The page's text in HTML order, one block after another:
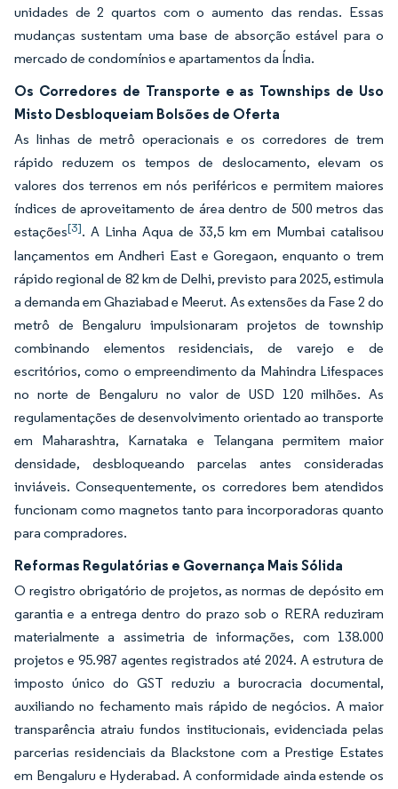
unidades de 2 quartos com o aumento das rendas. Essas
mudanças sustentam uma base de absorção estável para o
mercado de condomínios e apartamentos da Índia.
Os Corredores de Transporte e as Townships de Uso
Misto Desbloqueiam Bolsões de Oferta
As linhas de metrô operacionais e os corredores de trem
rápido reduzem os tempos de deslocamento, elevam os
valores dos terrenos em nós periféricos e permitem maiores
índices de aproveitamento de área dentro de 500 metros das
estações[3]. A Linha Aqua de 33,5 km em Mumbai catalisou
lançamentos em Andheri East e Goregaon, enquanto o trem
rápido regional de 82 km de Delhi, previsto para 2025, estimula
a demanda em Ghaziabad e Meerut. As extensões da Fase 2 do
metrô de Bengaluru impulsionaram projetos de township
combinando elementos residenciais, de varejo e de
escritórios, como o empreendimento da Mahindra Lifespaces
no norte de Bengaluru no valor de USD 120 milhões. As
regulamentações de desenvolvimento orientado ao transporte
em Maharashtra, Karnataka e Telangana permitem maior
densidade, desbloqueando parcelas antes consideradas
inviáveis. Consequentemente, os corredores bem atendidos
funcionam como magnetos tanto para incorporadoras quanto
para compradores.
Reformas Regulatórias e Governança Mais Sólida
O registro obrigatório de projetos, as normas de depósito em
garantia e a entrega dentro do prazo sob o RERA reduziram
materialmente a assimetria de informações, com 138.000
projetos e 95.987 agentes registrados até 2024. A estrutura de
imposto único do GST reduziu a burocracia documental,
auxiliando no fechamento mais rápido de negócios. A maior
transparência atraiu fundos institucionais, evidenciada pelas
parcerias residenciais da Blackstone com a Prestige Estates
em Bengaluru e Hyderabad. A conformidade ainda estende os